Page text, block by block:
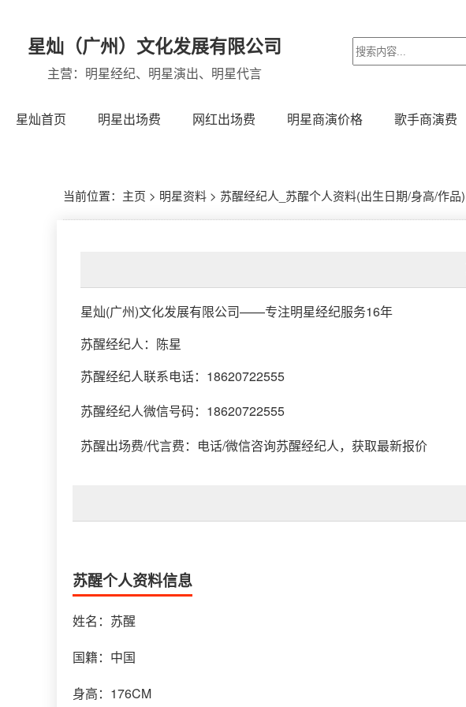
星灿（广州）文化发展有限公司
主营：明星经纪、明星演出、明星代言
星灿首页 明星出场费 网红出场费 明星商演价格 歌手商演费
当前位置： 主页 > 明星资料> 苏醒经纪人_苏醒个人资料(出生日期/身高/作品)
星灿(广州)文化发展有限公司——专注明星经纪服务16年
苏醒经纪人： 陈星
苏醒经纪人联系电话：18620722555
苏醒经纪人微信号码：18620722555
苏醒出场费/代言费：电话/微信咨询苏醒经纪人，获取最新报价
苏醒个人资料信息
姓名：苏醒
国籍：中国
身高：176CM